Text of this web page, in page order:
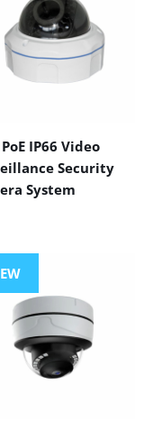
IP66 Video
Security
System